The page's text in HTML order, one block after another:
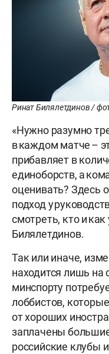
Ринат Билялетдинов /
«Нужно разумно
в каждом матче –
прибавляет в
единоборств, а
оценивать? Здесь
подход у
смотреть, кто и
Билялетдинов.
Так или иначе,
находится лишь на
минспорту
лоббистов,
от хороших
заплачены
российские клубы